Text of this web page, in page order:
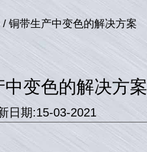
/ 铜带生产中变色的解决方案
变色的解决方案
日期:15-03-2021